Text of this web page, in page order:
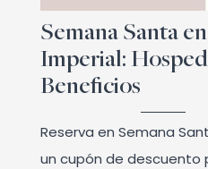
Semana Santa
Imperial:
Beneficios
Reserva en Semana
un cupón de descuento